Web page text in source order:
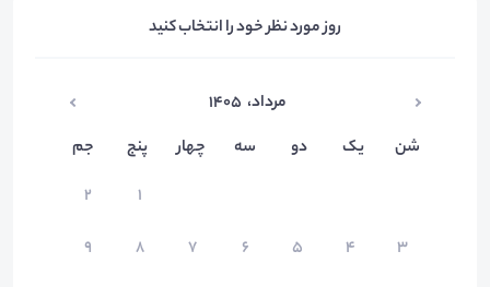
روز مورد نظر خود را انتخاب کنید
مرداد، ۱۴۰۵
شن
یک دو سه چهار پنج
جم
۱
۲
۳
۴ ۵ ۶ ۷ ۸
۹